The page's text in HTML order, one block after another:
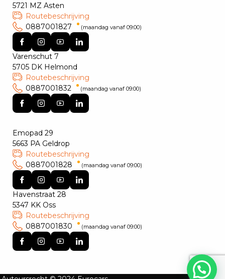
5721 MZ Asten
Routebeschrijving
0887001827
(maandag vanaf 09:00)
Varenschut 7
5705 DK Helmond
Routebeschrijving
0887001832
(maandag vanaf 09:00)
Emopad 29
5663 PA Geldrop
Routebeschrijving
0887001828
(maandag vanaf 09:00)
Havenstraat 28
5347 KK Oss
Routebeschrijving
0887001830
(maandag vanaf 09:00)